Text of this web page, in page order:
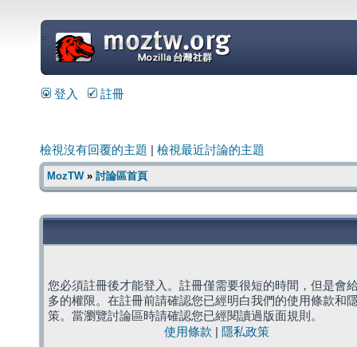
=
登入 註冊
檢視沒有回覆的主題 檢視最近討論的主題
MozTW» 討論區首頁
您必須註冊後才能登入。註冊僅需要很短的時間，但是會
多的權限。在註冊前請確認您已經明白我們的使用條款和
策。當瀏覽討論區時請確認您已經閱讀過版面規則。
使用條款
隱私政策